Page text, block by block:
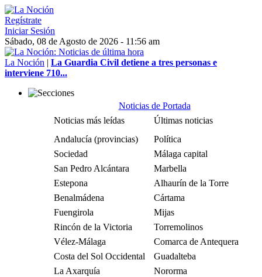
Regístrate
Iniciar Sesión
Sábado, 08 de Agosto de 2026 - 11:56 am
La Noción | La Guardia Civil detiene a tres personas e
interviene 710...
Noticias de Portada
Noticias más leídas
Últimas noticias
Andalucía (provincias)
Política
Sociedad
Málaga capital
San Pedro Alcántara
Marbella
Estepona
Alhaurín de la Torre
Benalmádena
Cártama
Fuengirola
Mijas
Rincón de la Victoria
Torremolinos
Vélez-Málaga
Comarca de Antequera
Costa del Sol Occidental
Guadalteba
La Axarquía
Nororma